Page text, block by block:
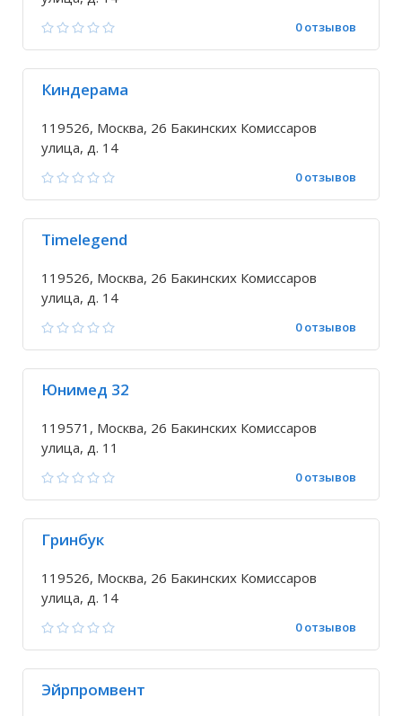
0 отзывов
Киндерама
119526, Москва, 26 Бакинских Комиссаров
улица, д. 14
0 отзывов
Timelegend
119526, Москва, 26 Бакинских Комиссаров
улица, д. 14
0 отзывов
Юнимед 32
119571, Москва, 26 Бакинских Комиссаров
улица, д. 11
0 отзывов
Гринбук
119526, Москва, 26 Бакинских Комиссаров
улица, д. 14
0 отзывов
Эйрпромвент